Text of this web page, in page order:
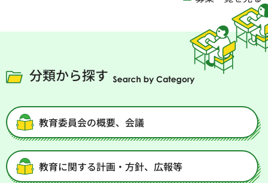
分類から探す
教育委員会の概要、会議
教育に関する計画・方針、広報等